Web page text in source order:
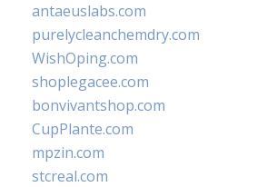
antaeuslabs.com
purelycleanchemdry.com
WishOping.com
shoplegacee.com
bonvivantshop.com
CupPlante.com
mpzin.com
stcreal.com